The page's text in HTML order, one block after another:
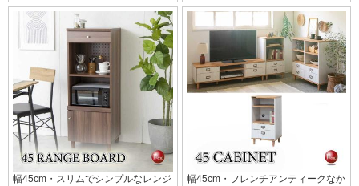
幅45cm・スリムでシンプルなレンジ
幅45cm・フレンチアンティークなか